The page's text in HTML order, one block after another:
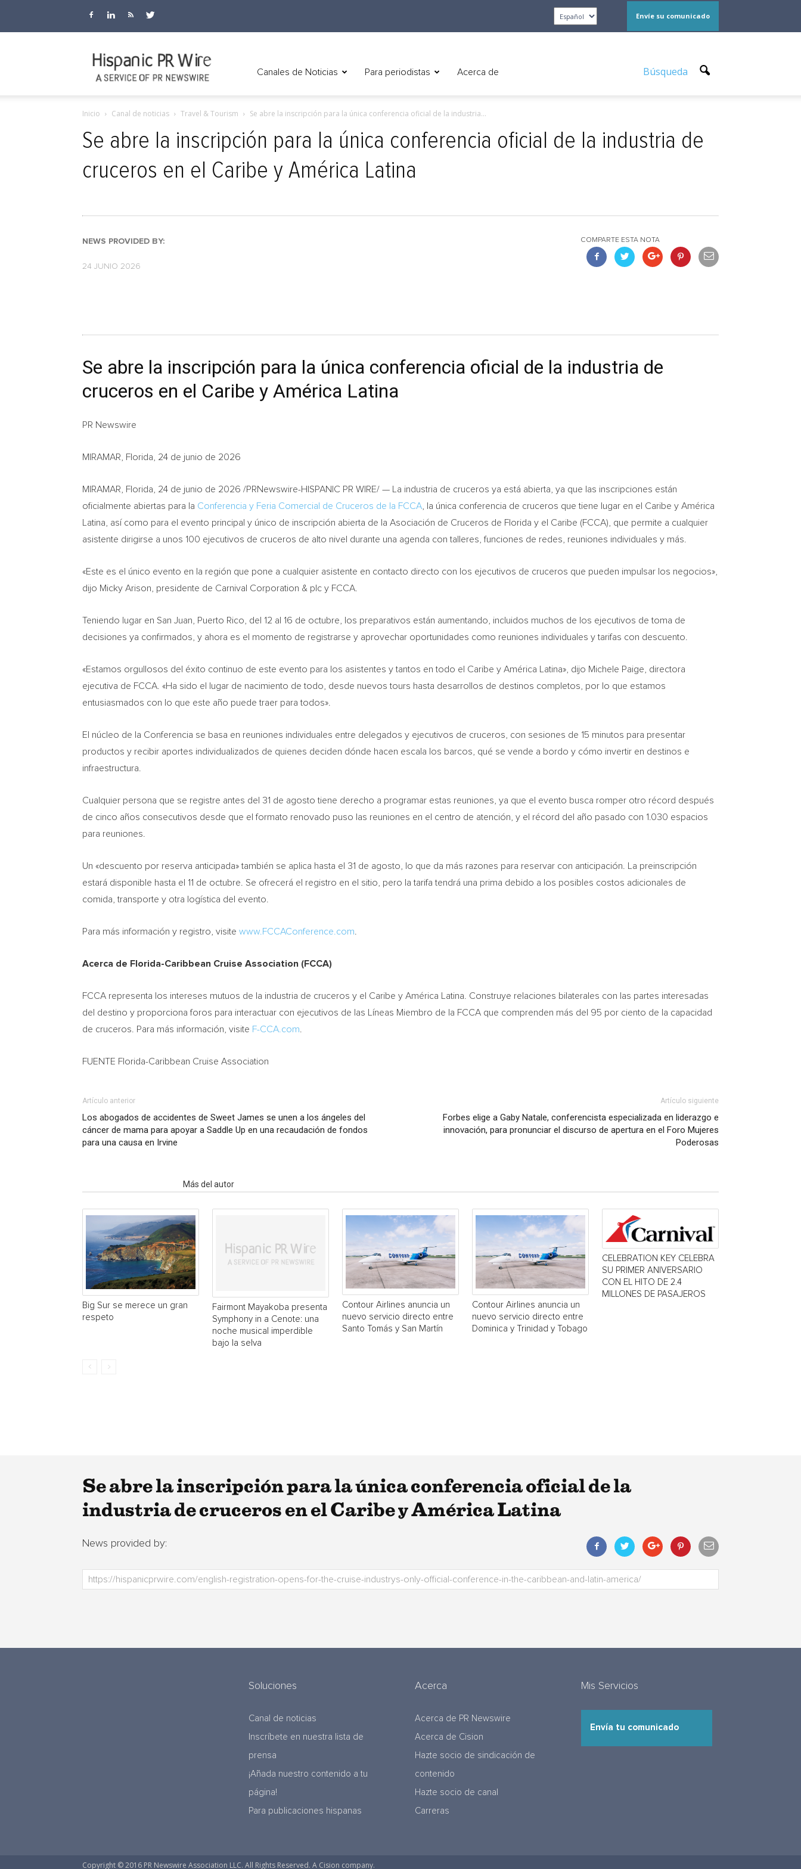
Envíe su comunicado
Canales de Noticias Para periodistas Acerca de Búsqueda
Inicio Canal de noticias Travel & Tourism Se abre la inscripción para la única conferencia oficial de la industria...
Se abre la inscripción para la única conferencia oficial de la industria de
cruceros en el Caribe y América Latina
NEWS PROVIDED BY:
24 JUNIO 2026
COMPARTE ESTA NOTA
Se abre la inscripción para la única conferencia oficial de la industria de
cruceros en el Caribe y América Latina
PR Newswire
MIRAMAR, Florida, 24 de junio de 2026
MIRAMAR, Florida 24 de junio de 2026 /PRNewswire-HISPANIC PR WIRE/ — La industria de cruceros ya está abierta, ya que las inscripciones están
oficialmente abiertas para la Conferencia y Feria Comercial de Cruceros de la FCCA , la única conferencia de cruceros que tiene lugar en el Caribe y América
Latina, así como para el evento principal y único de inscripción abierta de la Asociación de Cruceros de Florida y el Caribe (FCCA), que permite a cualquier
asistente dirigirse a unos 100 ejecutivos de cruceros de alto nivel durante una agenda con talleres, funciones de redes, reuniones individuales y más.
«Este es el único evento en la región que pone a cualquier asistente en contacto directo con los ejecutivos de cruceros que pueden impulsar los negocios»,
dijo Micky Arison, presidente de Carnival Corporation & plc y FCCA.
Teniendo lugar en San Juan, Puerto Rico, del 12 al 16 de octubre, los preparativos están aumentando, incluidos muchos de los ejecutivos de toma de
decisiones ya confirmados, y ahora es el momento de registrarse y aprovechar oportunidades como reuniones individuales y tarifas con descuento.
«Estamos orgullosos del éxito continuo de este evento para los asistentes y tantos en todo el Caribe y América Latina», dijo Michele Paige, directora
ejecutiva de FCCA. «Ha sido el lugar de nacimiento de todo, desde nuevos tours hasta desarrollos de destinos completos, por lo que estamos
entusiasmados con lo que este año puede traer para todos».
El núcleo de la Conferencia se basa en reuniones individuales entre delegados y ejecutivos de cruceros, con sesiones de 15 minutos para presentar
productos y recibir aportes individualizados de quienes deciden dónde hacen escala los barcos, qué se vende a bordo y cómo invertir en destinos e
infraestructura.
Cualquier persona que se registre antes del 31 de agosto tiene derecho a programar estas reuniones, ya que el evento busca romper otro récord después
de cinco años consecutivos desde que el formato renovado puso las reuniones en el centro de atención, y el récord del año pasado con 1.030 espacios
para reuniones.
Un «descuento por reserva anticipada» también se aplica hasta el 31 de agosto, lo que da más razones para reservar con anticipación. La preinscripción
estará disponible hasta el 11 de octubre. Se ofrecerá el registro en el sitio, pero la tarifa tendrá una prima debido a los posibles costos adicionales de
comida, transporte y otra logística del evento.
Para más información y registro, visite www.FCCAConference.com
Acerca de Florida-Caribbean Cruise Association (FCCA)
FCCA representa los intereses mutuos de la industria de cruceros y el Caribe y América Latina. Construye relaciones bilaterales con las partes interesadas
del destino y proporciona foros para interactuar con ejecutivos de las Líneas Miembro de la FCCA que comprenden más del 95 por ciento de la capacidad
de cruceros. Para más información, visite F-CCA.com
FUENTE Florida-Caribbean Cruise Association
Artículo anterior
Los abogados de accidentes de Sweet James se unen a los ángeles del
cáncer de mama para apoyar a Saddle Up en una recaudación de fondos
para una causa en Irvine
Artículo siguiente
Forbes elige a Gaby Natale, conferencista especializada en liderazgo e
innovación, para pronunciar el discurso de apertura en el Foro Mujeres
Poderosas
Más del autor
Big Sur se merece un gran
respeto
Fairmont Mayakoba presenta
Symphony in a Cenote: una
noche musical imperdible
bajo la selva
Contour Airlines anuncia un
nuevo servicio directo entre
Santo Tomás y San Martín
Contour Airlines anuncia un
nuevo servicio directo entre
Dominica y Trinidad y Tobago
CELEBRATION KEY CELEBRA
SU PRIMER ANIVERSARIO
CON EL HITO DE 2.4
MILLONES DE PASAJEROS
Se abre la inscripción para la única conferencia oficial de la
industria de cruceros en el Caribe y América Latina
News provided by:
Soluciones
Canal de noticias
Inscríbete en nuestra lista de
prensa
¡Añada nuestro contenido a tu
página!
Para publicaciones hispanas
Acerca
Acerca de PR Newswire
Acerca de Cision
Hazte socio de sindicación de
contenido
Hazte socio de canal
Carreras
Mis Servicios
Envía tu comunicado
Copyright © 2016 PR Newswire Association LLC. All Rights Reserved. A Cision company.